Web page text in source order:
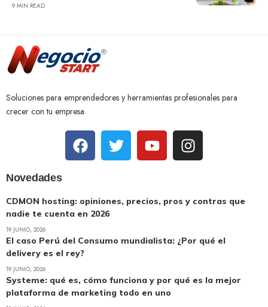
9 MIN READ
Soluciones para emprendedores y herramientas profesionales para
crecer con tu empresa.
Novedades
CDMON hosting: opiniones, precios, pros y contras que
nadie te cuenta en 2026
19 JUNIO, 2026
El caso Perú del Consumo mundialista: ¿Por qué el
delivery es el rey?
19 JUNIO, 2026
Systeme: qué es, cómo funciona y por qué es la mejor
plataforma de marketing todo en uno